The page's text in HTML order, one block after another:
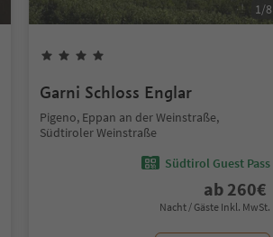
1/8
Garni Schloss Englar
Pigeno, Eppan an der Weinstraße,
Südtiroler Weinstraße
Südtirol Guest Pass
ab 260€
Nacht / Gäste Inkl. MwSt.